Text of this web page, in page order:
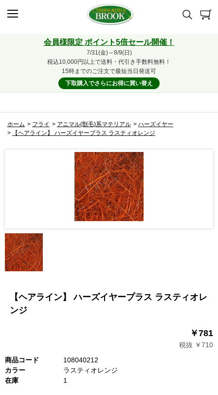
会員様限定 ポイント5倍セール開催！
7/31(金)～8/9(日)
税込10,000円以上で送料・代引き手数料無料！
15時までのご注文で最短当日発送可
下取購入でさらにお得に買い替え
ホーム > フライ > アニマル(獣毛)系マテリアル > ハーズイヤー
>
【ヘアライン】 ハーズイヤープラス ラスティオレンジ
【ヘアライン】 ハーズイヤープラス ラスティオレ
ンジ
￥781
税抜 ￥710
商品コード
108040212
カラー
ラスティオレンジ
在庫
1